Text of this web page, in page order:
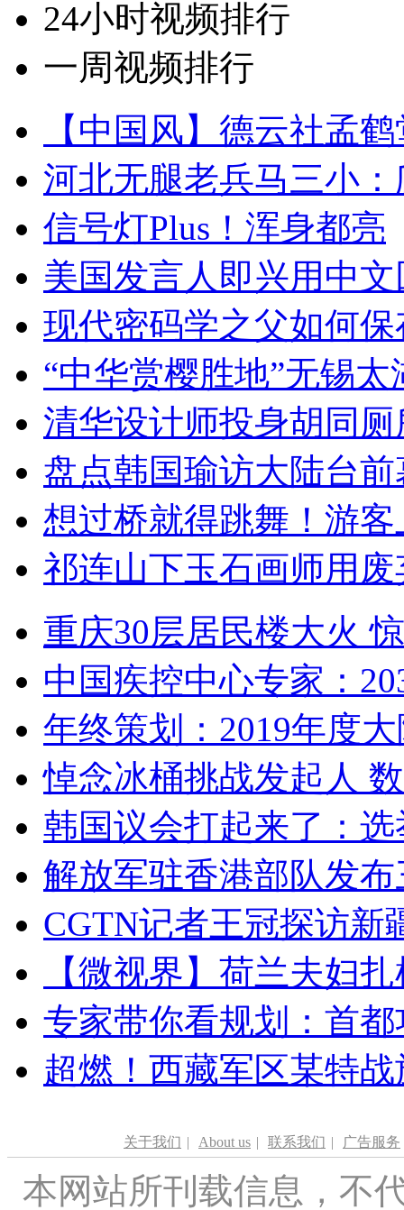
24小时视频排行
一周视频排行
【中国风】德云社孟
河北无腿老兵马三小
信号灯Plus！浑身都亮
美国发言人即兴用中
现代密码学之父如何
“中华赏樱胜地”无锡
清华设计师投身胡同
盘点韩国瑜访大陆台
想过桥就得跳舞！游客
祁连山下玉石画师用
重庆30层居民楼大火
中国疾控中心专家：
年终策划：2019年度
悼念冰桶挑战发起人
韩国议会打起来了：
解放军驻香港部队发
CGTN记者王冠探访新
【微视界】荷兰夫妇
专家带你看规划：首
超燃！西藏军区某特
关于我们 | About us | 联系我们 | 广告服务
本网站所刊载信息，不